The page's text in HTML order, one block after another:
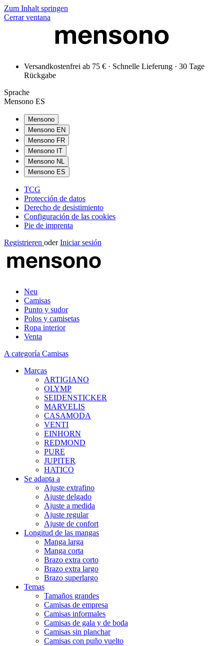
Zum Inhalt springen
Cerrar ventana
Versandkostenfrei ab 75 € · Schnelle Lieferung · 30 Tage
Rückgabe
Sprache
Mensono ES
Mensono
Mensono EN
Mensono FR
Mensono IT
Mensono NL
Mensono ES
TCG
Protección de datos
Derecho de desistimiento
Configuración de las cookies
Pie de imprenta
Registrieren oder Iniciar sesión
Neu
Camisas
Punto y sudor
Polos y camisetas
Ropa interior
Venta
A categoría Camisas
Marcas
ARTIGIANO
OLYMP
SEIDENSTICKER
MARVELIS
CASAMODA
VENTI
EINHORN
REDMOND
PURE
JUPITER
HATICO
Se adapta a
Ajuste extrafino
Ajuste delgado
Ajuste a medida
Ajuste regular
Ajuste de confort
Longitud de las mangas
Manga larga
Manga corta
Brazo extra corto
Brazo extra largo
Brazo superlargo
Temas
Tamaños grandes
Camisas de empresa
Camisas informales
Camisas de gala y de boda
Camisas sin planchar
Camisas con puño vuelto